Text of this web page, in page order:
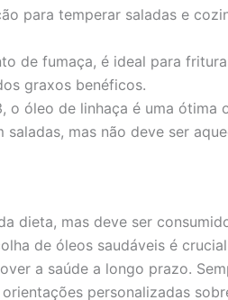
para temperar saladas e
de fumaça, é ideal para
graxos benéficos.
o óleo de linhaça é uma ótima
mas não deve ser
dieta, mas deve ser
de óleos saudáveis é
a saúde a longo prazo.
personalizadas